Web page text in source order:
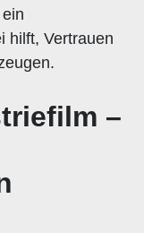
hilft, Vertrauen
–